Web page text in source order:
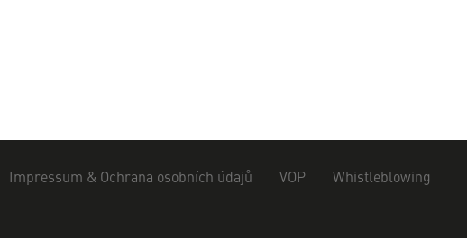
Impressum & Ochrana osobních údajů VOP Whistleblowing